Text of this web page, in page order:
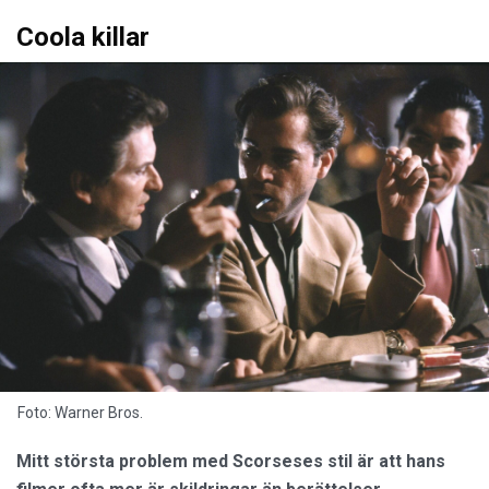
Coola killar
Foto: Warner Bros.
Mitt största problem med Scorseses stil är att hans